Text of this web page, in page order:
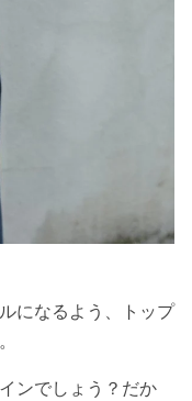
になるよう、トップ
ンでしょう？だか